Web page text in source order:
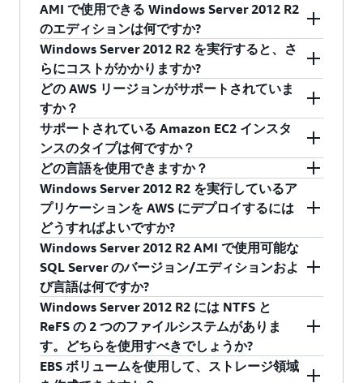
Windows Server 2012 と Windows Server 2012
R2 は 2023 年 10 月 10 日にサポート終了 (EOS)
を迎えます。この日より後は、これらの製品は
セキュリティアップデート、セキュリティ以外
のアップデート、バグ修正、テクニカルサポー
ト、またはオンラインテクニカルコンテンツの
アップデートを受けられなくなります。お客様
は、このユーザーガイドまたはこの動画に従っ
て、Amazon EC2 Windows インスタンスを新し
いバージョンの Windows Server にアップグレー
ドできます。また、これらのワークロードを移
行、最適化、モダナイズすることで、Windows
Server のサポート終了という課題に対処するの
に役立つよう AWS が設計した経路についてもご
検討ください。
AMI で使用できる Windows Server 2012 R2
のエディションは何ですか?
Windows Server 2012 R2 Standard Edition の
AMI をリリースしていく予定です。各 Windows
Server エディションの違いに関する詳細につい
てはMicrosoft のドキュメントを参照してくださ
い。
Windows Server 2012 R2 を実行すると、さ
らにコストがかかりますか?
Windows Server 2012 R2 のオンデマンドインス
タンスとリザーブドインスタンスのどちらの料
金も、Amazon EC2 で使用可能な Windows
Server の以前のバージョンの料金と同じです。
Amazon EC2 インスタンスの現在の料金は、
http://aws.amazon.com/ec2/pricing で参照でき
ます。
どの AWS リージョンがサポートされていま
すか？
Windows Server 2012 R2 はすべての AWS リー
ジョンで使用できます。
サポートされている Amazon EC2 インスタ
ンスのタイプは何ですか？
現在のところ、すべての Amazon EC2インスタ
ンスタイプ
がサポートされています。
どの言語を使用できますか？
Windows Server 2012 R2 AMI では 19 の言語を
サポートしています。サポートされる言語の最
新のリスト: ポルトガル語 (ポルトガル)、ポルト
ガル語 (ブラジル)、中国語 (簡体字)、中国語 (繁
体字)、チェコ語、オランダ語、英語、フランス
語、ドイツ語、ハンガリー語、イタリア語、日
本語、韓国語、ポーランド語、ロシア語、スペ
イン語、スウェーデン語、トルコ語。
Windows Server 2012 R2 を実行しているア
プリケーションを AWS にデプロイするには
どうすればよいですか?
AWS Elastic Beanstalk を使用して、AWS クラウ
ド内の Windows Server 2012 R2 にアプリケーシ
ョンをデプロイして管理できます。または、EC2
コンソール
やAWS Marketplace から作成した
Amazon EC2 インスタンスを直接デプロイするこ
ともできます。また、AWS Toolkit for Visual
Studioを使用すると、数回のクリックでアプリ
Windows Server 2012 R2 AMI で使用可能な
SQL Server のバージョン/エディションおよ
び言語は何ですか?
Windows Server 2012 R2 AMI で利用できる SQL
Server の言語、バージョン、エディションは、
英語、日本語、ポルトガル語 (ブラジル) の SQL
Server 2014 (Enterprise (英語のみ)、Express、
Windows Server 2012 R2 には NTFS と
ReFS の 2 つのファイルシステムがありま
す。どちらを使用すべきでしょうか?
ReFS はコンテンツやストリーミング動画の共有
EBS ボリュームを使用して、ストレージ領域